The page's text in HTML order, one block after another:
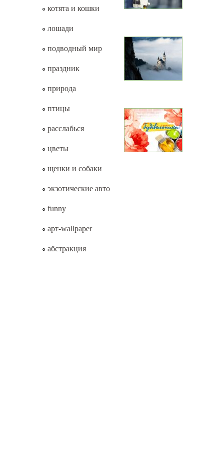
котята и кошки
лошади
подводный мир
праздник
природа
птицы
расслабься
цветы
щенки и собаки
экзотические авто
funny
арт-wallpaper
абстракция